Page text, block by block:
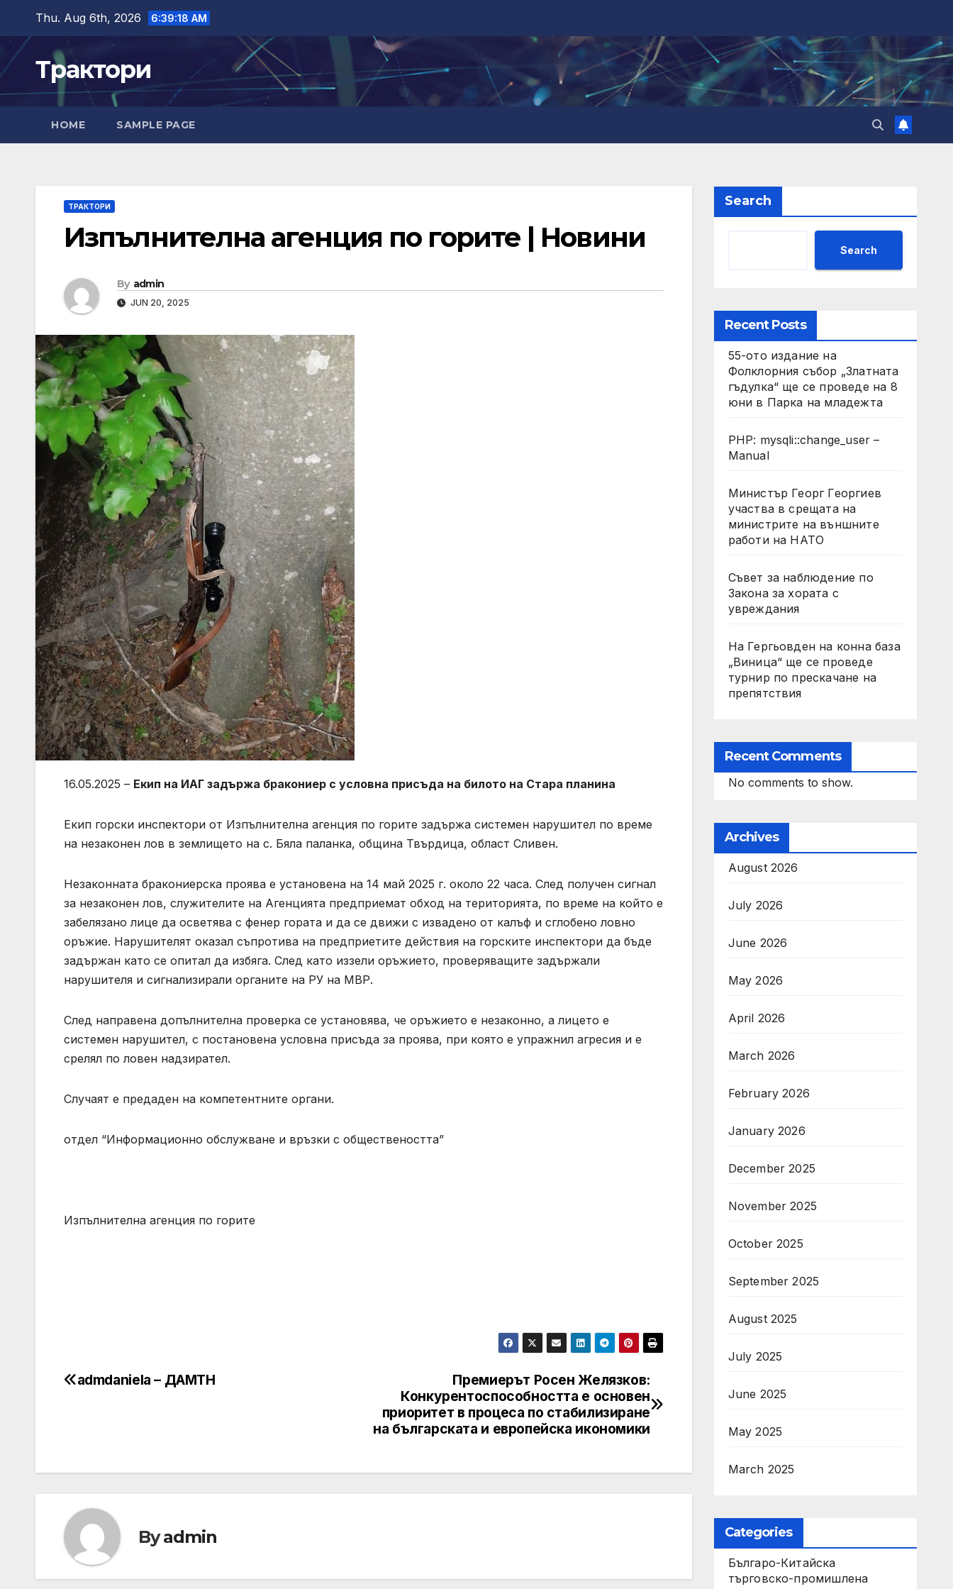
content
Thu. Aug 6th, 2026 6:39:19 AM
Трактори
HOME SAMPLE PAGE
ТРАКТОРИ
Изпълнителна агенция по горите | Новини
By admin
JUN 20, 2025
16.05.2025 – Екип на ИАГ задържа бракониер с условна присъда на билото на Стара планина
Екип горски инспектори от Изпълнителна агенция по горите задържа системен нарушител по време
на незаконен лов в землището на с. Бяла паланка, община Твърдица, област Сливен.
Незаконната бракониерска проява е установена на 14 май 2025 г. около 22 часа. След получен сигнал
за незаконен лов, служителите на Агенцията предприемат обход на територията, по време на който е
забелязано лице да осветява с фенер гората и да се движи с извадено от калъф и сглобено ловно
оръжие. Нарушителят оказал съпротива на предприетите действия на горските инспектори да бъде
задържан като се опитал да избяга. След като иззели оръжието, проверяващите задържали
нарушителя и сигнализирали органите на РУ на МВР.
След направена допълнителна проверка се установява, че оръжието е незаконно, а лицето е
системен нарушител, с постановена условна присъда за проява, при която е упражнил агресия и е
срелял по ловен надзирател.
Случаят е предаден на компетентните органи.
отдел “Информационно обслужване и връзки с обществеността”
Изпълнителна агенция по горите
Post
Премиерът Росен Желязков:
Конкурентоспособността е основен
приоритет в процеса по стабилизиране
на българската и европейска икономики
admdaniela – ДАМТН
Byadmin
Search
Search
Recent Posts
55-ото издание на
Фолклорния събор „Златната
гъдулка“ ще се проведе на 8
юни в Парка на младежта
PHP: mysqli::change_user –
Manual
Министър Георг Георгиев
участва в срещата на
министрите на външните
работи на НАТО
Съвет за наблюдение по
Закона за хората с
увреждания
На Гергьовден на конна база
„Виница“ ще се проведе
турнир по прескачане на
препятствия
Recent Comments
No comments to show.
Archives
August 2026
July 2026
June 2026
May 2026
April 2026
March 2026
February 2026
January 2026
December 2025
November 2025
October 2025
September 2025
August 2025
July 2025
June 2025
May 2025
March 2025
Categories
Българо-Китайска
търговско-промишлена